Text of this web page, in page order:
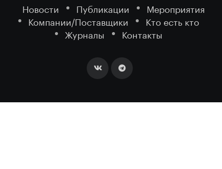
Новости Публикации
Мероприятия
Компании/Поставщики
Кто есть кто
Журналы
Контакты